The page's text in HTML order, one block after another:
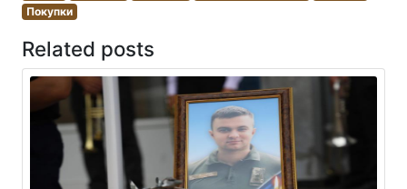
Покупки
Related posts